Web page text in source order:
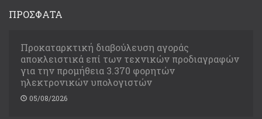
ΠΡΟΣΦΑΤΑ
Προκαταρκτική διαβούλευση αγοράς
αποκλειστικά επί των τεχνικών προδιαγραφών
για την προμήθεια 3.370 φορητών
ηλεκτρονικών υπολογιστών
05/08/2026